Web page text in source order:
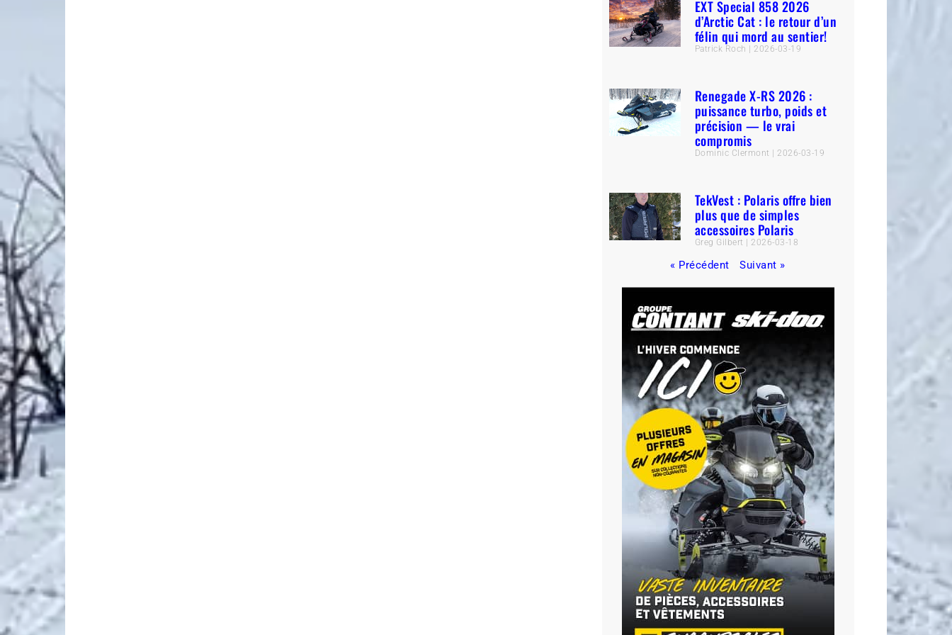
EXT Special 858 2026
d’Arctic Cat : le retour d’un
félin qui mord au sentier!
Patrick Roch 2026-03-19
Renegade X-RS 2026 :
puissance turbo, poids et
précision — le vrai
compromis
Dominic Clermont 2026-03-19
TekVest : Polaris offre bien
plus que de simples
accessoires Polaris
Greg Gilbert 2026-03-18
« Précédent Suivant »